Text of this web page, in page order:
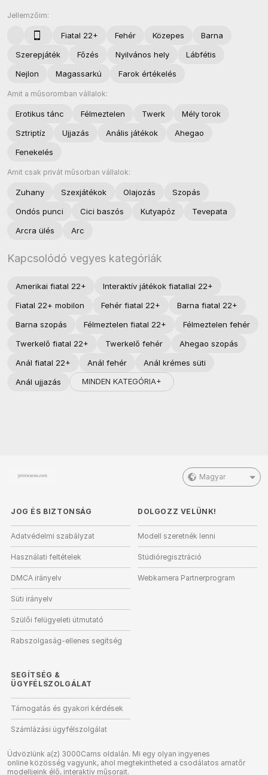
Jellemzőim:
Fiatal 22+ Fehér Közepes
Barna
Szerepjáték
Főzés Nyilvános hely
Lábfétis
Nejlon
Magassarkú Farok értékelés
Amit a műsoromban vállalok:
Erotikus tánc Félmeztelen Twerk
Mély torok
Sztriptíz
Ujjazás Anális játékok
Ahegao
Fenekelés
Amit csak privát műsorban vállalok:
Zuhany Szexjátékok Olajozás
Szopás
Ondós punci
Cici baszós Kutyapóz
Tevepata
Arcra ülés
Arc
Kapcsolódó vegyes kategóriák
Amerikai fiatal 22+
Interaktív játékok fiatallal 22+
Fiatal 22+ mobilon
Fehér fiatal 22+
Barna fiatal 22+
Barna szopás
Félmeztelen fiatal 22+
Félmeztelen fehér
Twerkelő fiatal 22+
Twerkelő fehér
Ahegao szopás
Anál fiatal 22+
Anál fehér
Anál krémes süti
Anál ujjazás
MINDEN KATEGÓRIA+
Magyar
JOG ÉS BIZTONSÁG
Adatvédelmi szabályzat
Használati feltételek
DMCA irányelv
Süti irányelv
Szülői felügyeleti útmutató
Rabszolgaság-ellenes segítség
DOLGOZZ VELÜNK!
Modell szeretnék lenni
Stúdióregisztráció
Webkamera Partnerprogram
SEGÍTSÉG &
ÜGYFÉLSZOLGÁLAT
Támogatás és gyakori kérdések
Számlázási ügyfélszolgálat
Üdvözlünk a(z) 3000Cams oldalán. Mi egy olyan ingyenes
online közösség vagyunk, ahol megtekintheted a csodálatos amatőr
modelljeink élő, interaktív műsorait.